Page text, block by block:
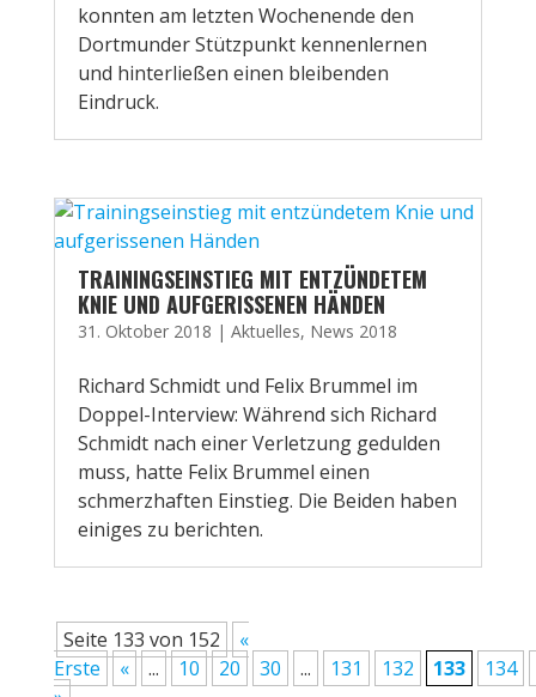
konnten am letzten Wochenende den
Dortmunder Stützpunkt kennenlernen
und hinterließen einen bleibenden
Eindruck.
TRAININGSEINSTIEG MIT ENTZÜNDETEM
KNIE UND AUFGERISSENEN HÄNDEN
31. Oktober 2018 | Aktuelles, News 2018
Richard Schmidt und Felix Brummel im
Doppel-Interview: Während sich Richard
Schmidt nach einer Verletzung gedulden
muss, hatte Felix Brummel einen
schmerzhaften Einstieg. Die Beiden haben
einiges zu berichten.
Seite 133 von 152
«
Erste
« ... 10 20 30 ... 131 132 133 134